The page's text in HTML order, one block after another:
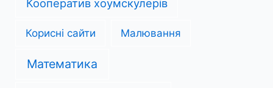
Кооператив хоумскулерів
Корисні сайти Малювання
Математика